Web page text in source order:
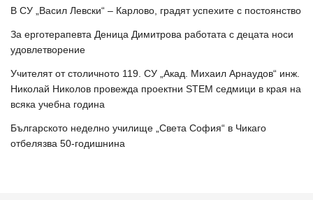
В СУ „Васил Левски“ – Карлово, градят успехите с постоянство
За ерготерапевта Деница Димитрова работата с децата носи
удовлетворение
Учителят от столичното 119. СУ „Акад. Михаил Арнаудов“ инж.
Николай Николов провежда проектни STEM седмици в края на
всяка учебна година
Българското неделно училище „Света София“ в Чикаго
отбелязва 50-годишнина